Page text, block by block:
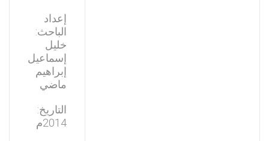
إعداد
الباحث:
خليل
إسماعيل
إبراهيم
ماضي
التاريخ:
2014م